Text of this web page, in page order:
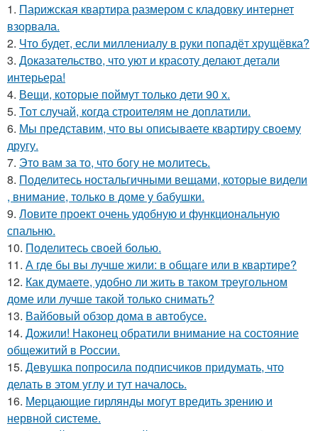
1. Парижская квартира размером с кладовку интернет
взорвала.
2. Что будет, если миллениалу в руки попадёт хрущёвка?
3. Доказательство, что уют и красоту делают детали
интерьера!
4. Вещи, которые поймут только дети 90 х.
5. Тот случай, когда строителям не доплатили.
6. Мы представим, что вы описываете квартиру своему
другу.
7. Это вам за то, что богу не молитесь.
8. Поделитесь ностальгичными вещами, которые видели
, внимание, только в доме у бабушки.
9. Ловите проект очень удобную и функциональную
спальню.
10. Поделитесь своей болью.
11. А где бы вы лучше жили: в общаге или в квартире?
12. Как думаете, удобно ли жить в таком треугольном
доме или лучше такой только снимать?
13. Вайбовый обзор дома в автобусе.
14. Дожили! Наконец обратили внимание на состояние
общежитий в России.
15. Девушка попросила подписчиков придумать, что
делать в этом углу и тут началось.
16. Мерцающие гирлянды могут вредить зрению и
нервной системе.